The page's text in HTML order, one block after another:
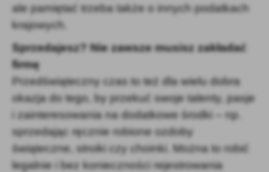
ale pamiętać trzeba także o innych podatkach
krajowych.
Sprzedajesz? Nie zawsze musisz zakładać
firmę
Przedświąteczny czas to też dla wielu dobra
okazja do tego, by przekuć swoje talenty, pasje
i zainteresowania na dodatkowe środki – np.
sprzedając ręcznie robione ozdoby
świąteczne, stroiki czy choinki. Można to robić
legalnie i bez konieczności rejestrowania